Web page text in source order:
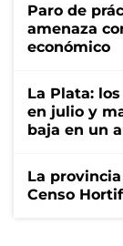
Paro de
amenaza
económico
La Plata:
en julio y
baja en un
La
Censo